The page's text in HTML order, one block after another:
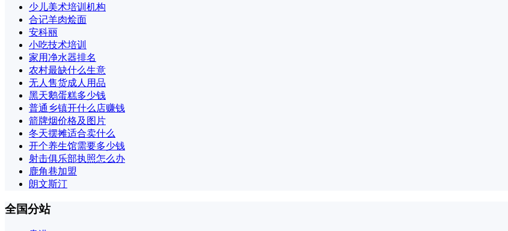
少儿美术培训机构
合记羊肉烩面
安科丽
小吃技术培训
家用净水器排名
农村最缺什么生意
无人售货成人用品
黑天鹅蛋糕多少钱
普通乡镇开什么店赚钱
箭牌烟价格及图片
冬天摆摊适合卖什么
开个养生馆需要多少钱
射击俱乐部执照怎么办
鹿角巷加盟
朗文斯汀
全国分站